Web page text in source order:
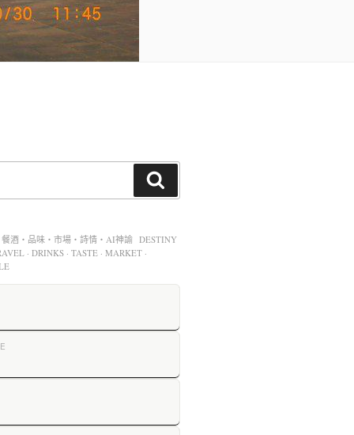
酒・品味・市場・詩情・AI神諭 DESTINY
· DRINKS · TASTE · MARKET ·